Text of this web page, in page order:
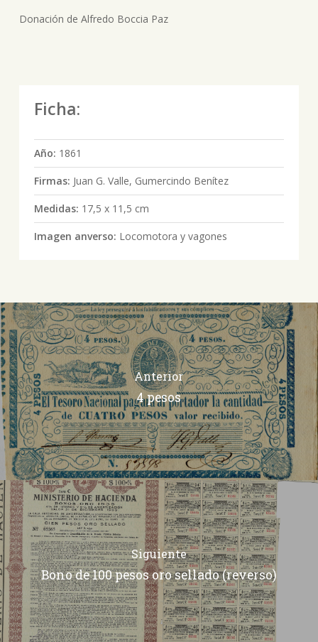
Donación de Alfredo Boccia Paz
Ficha:
Año: 1861
Firmas: Juan G. Valle, Gumercindo Benítez
Medidas: 17,5 x 11,5 cm
Imagen anverso: Locomotora y vagones
Anterior
4 pesos
Siguiente
Bono de 100 pesos oro sellado (reverso)